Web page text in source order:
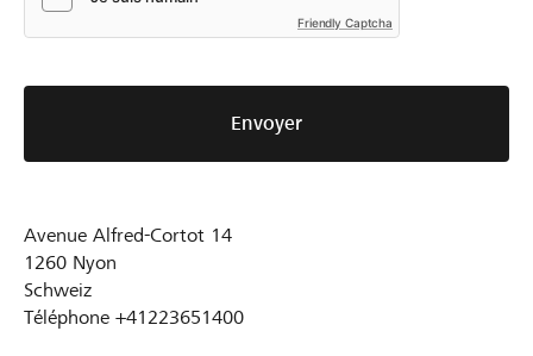
Friendly Captcha
Envoyer
Avenue Alfred-Cortot 14
1260 Nyon
Schweiz
Téléphone +41223651400